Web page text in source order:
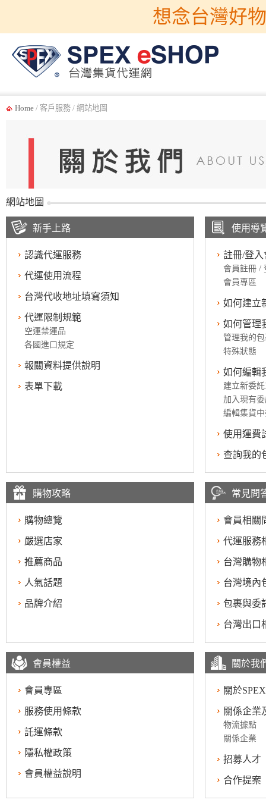
想念台灣好
Home / 客戶服務 / 網站地圖
網站地圖
新手上路
認識代運服務
代運使用流程
台灣代收地址填寫須知
代運限制規範
空運禁運品
各國進口規定
報關資料提供說明
表單下載
使用導
註冊/登
會員註冊 /
會員專區
如何建立
如何管理
管理我的
特殊狀態
如何編輯
建立新委
加入現有
編輯集貨
使用運費
查詢我的
購物攻略
購物總覽
嚴選店家
推薦商品
人氣話題
品牌介紹
常見問
會員相關
代運服務
台灣購物
台灣境內
包裹與委
台灣出口
會員權益
會員專區
服務使用條款
託運條款
隱私權政策
會員權益說明
關於我
關於
關係企業
物流據點
關係企業
招募人才
合作提案